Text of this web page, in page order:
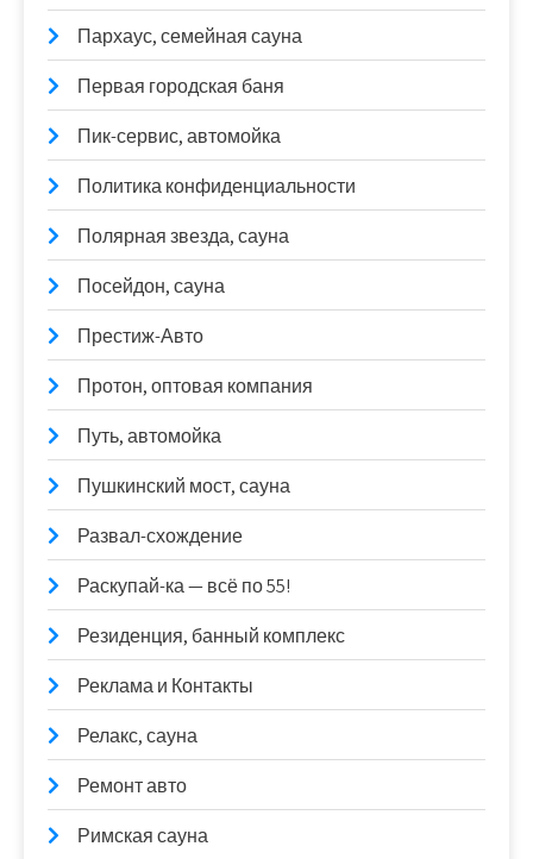
Пархаус, семейная сауна
Первая городская баня
Пик-сервис, автомойка
Политика конфиденциальности
Полярная звезда, сауна
Посейдон, сауна
Престиж-Авто
Протон, оптовая компания
Путь, автомойка
Пушкинский мост, сауна
Развал-схождение
Раскупай-ка — всё по 55!
Резиденция, банный комплекс
Реклама и Контакты
Релакс, сауна
Ремонт авто
Римская сауна